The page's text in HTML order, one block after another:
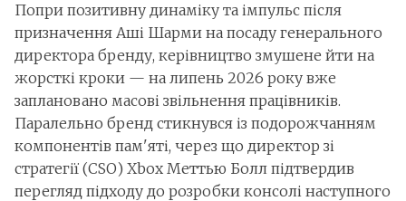
Попри позитивну динаміку та імпульс після
призначення Аші Шарми на посаду генерального
директора бренду, керівництво змушене йти на
жорсткі кроки — на липень 2026 року вже
заплановано масові звільнення працівників.
Паралельно бренд стикнувся із подорожчанням
компонентів пам'яті, через що директор зі
стратегії (CSO) Xbox Меттью Болл підтвердив
перегляд підходу до розробки консолі наступного